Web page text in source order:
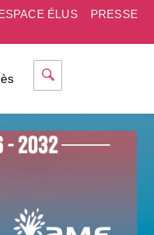
PRESSE
ESPACE ÉLUS